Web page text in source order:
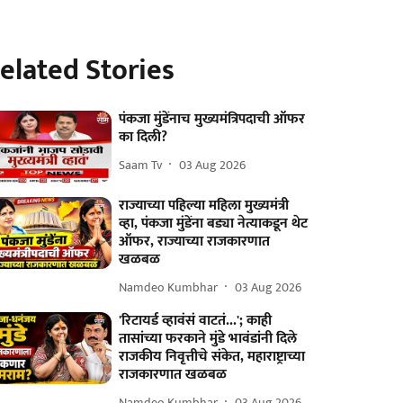
Stories
पंकजा मुंडेंनाच मुख्यमंत्रिपदाची ऑफर
का दिली?
Saam Tv 03 Aug 2026
राज्याच्या पहिल्या महिला मुख्यमंत्री
व्हा, पंकजा मुंडेंना बड्या नेत्याकडून थेट
ऑफर, राज्याच्या राजकारणात
खळबळ
Namdeo Kumbhar 03 Aug 2026
'रिटायर्ड व्हावंसं वाटतं...'; काही
तासांच्या फरकाने मुंडे भावंडांनी दिले
राजकीय निवृत्तीचे संकेत, महाराष्ट्राच्या
राजकारणात खळबळ